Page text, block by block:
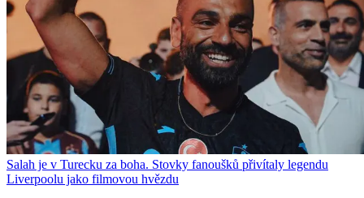
Salah je v Turecku za boha. Stovky fanoušků přivítaly legendu
Liverpoolu jako filmovou hvězdu